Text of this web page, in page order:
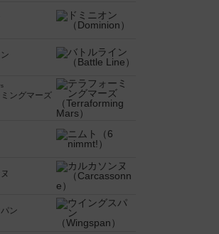
ングマーズ
ン